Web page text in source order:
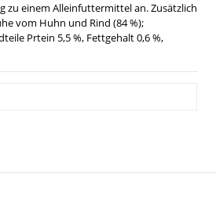
zu einem Alleinfuttermittel an. Zusätzlich
vom Huhn und Rind (84 %);
Prtein 5,5 %, Fettgehalt 0,6 %,